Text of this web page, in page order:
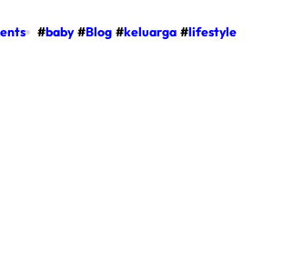
#baby #Blog #keluarga #lifestyle